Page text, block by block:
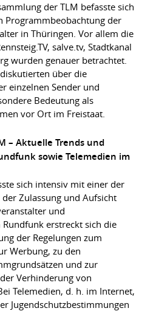
der TLM befasste sich
Programmbeobachtung der
in Thüringen. Vor allem die
salve.tv, Stadtkanal
wurden genauer betrachtet.
über die
einzelnen Sender und
Bedeutung als
vor Ort im Freistaat.
– Aktuelle Trends und
sowie Telemedien im
sich intensiv mit einer der
Zulassung und Aufsicht
und
erstreckt sich die
der Regelungen zum
Werbung, zu den
und zur
Verhinderung von
Telemedien, d. h. im Internet,
Jugendschutzbestimmungen